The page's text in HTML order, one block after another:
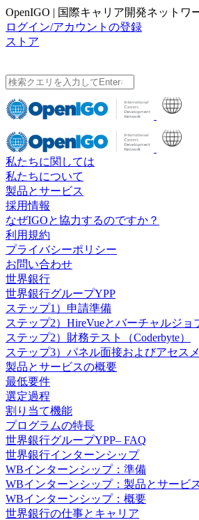
OpenIGO | 国際キャリア開発ネットワ
ログイン/アカウントの登録
ストア
私たちに関しては
私たちについて
製品とサービス
採用情報
なぜIGOと協力するのですか？
利用規約
プライバシーポリシー
お問い合わせ
世界銀行
世界銀行グループYPP
ステップ1）申請準備
ステップ2）HireVueとバーチャルジョ
ステップ2）財務テスト（Coderbyte）
ステップ3）パネル面接およびアセス
製品とサービスの概要
最低要件
選定過程
割り当て機能
プログラムの特長
世界銀行グループYPP– FAQ
世界銀行インターンシップ
WBインターンシップ：準備
WBインターンシップ：製品とサービ
WBインターンシップ：概要
世界銀行の仕事とキャリア